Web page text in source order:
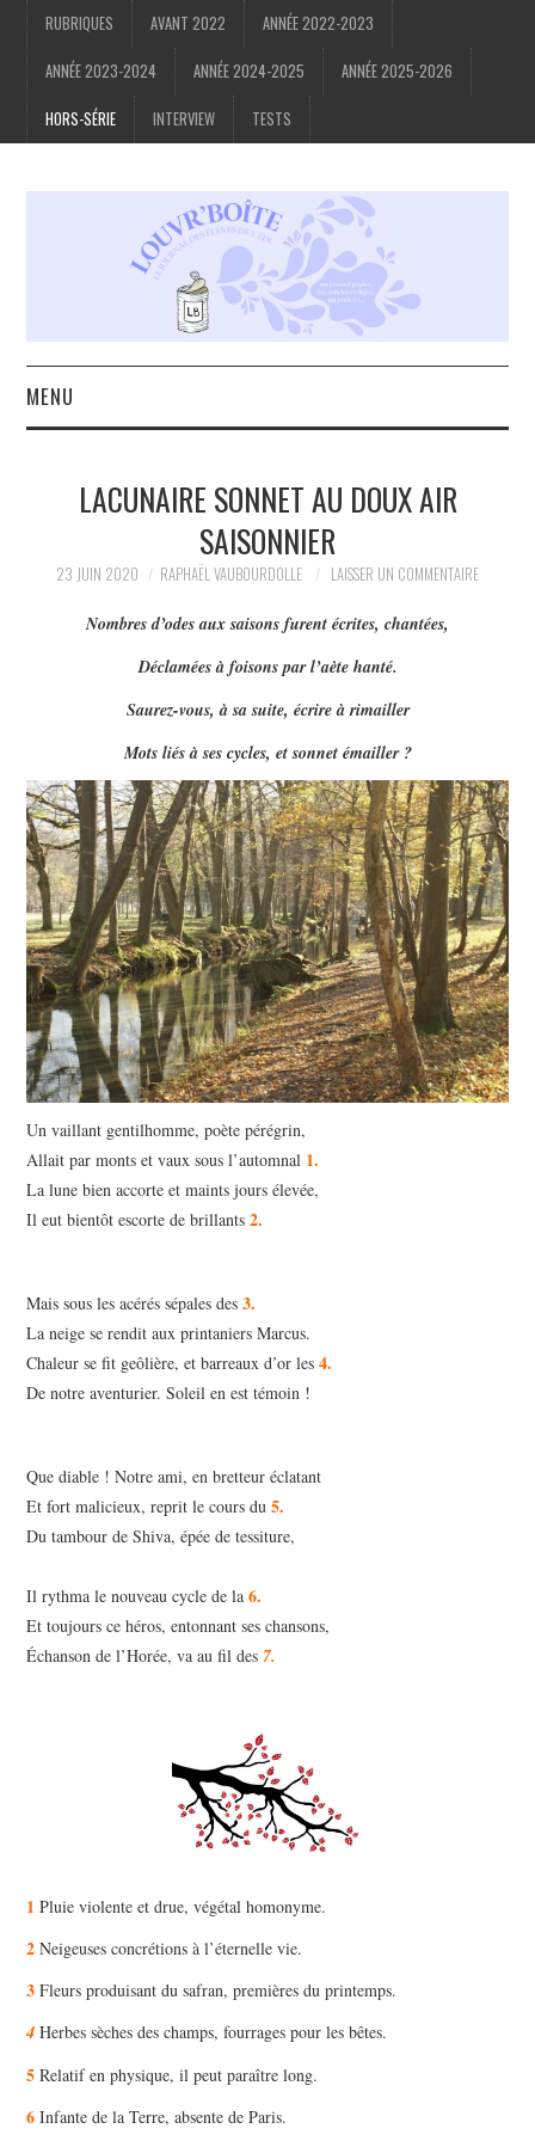
RUBRIQUES AVANT 2022 ANNÉE 2022-2023
ANNÉE 2023-2024 ANNÉE 2024-2025 ANNÉE 2025-2026
HORS-SÉRIE INTERVIEW TESTS
MENU
À PROPOS
LA RÉDACTION
LE JOURNAL
LACUNAIRE SONNET AU DOUX AIR
SAISONNIER
23 JUIN 2020 RAPHAËL VAUBOURDOLLE LAISSER UN COMMENTAIRE
Nombres d’odes aux saisons furent écrites, chantées,
Déclamées à foisons par l’aète hanté.
Saurez-vous, à sa suite, écrire à rimailler
Mots liés à ses cycles, et sonnet émailler ?
Un vaillant gentilhomme, poète pérégrin,
Allait par monts et vaux sous l’automnal 1.
La lune bien accorte et maints jours élevée,
Il eut bientôt escorte de brillants2.
Mais sous les acérés sépales des3.
La neige se rendit aux printaniers Marcus.
Chaleur se fit geôlière, et barreaux d’or les4.
De notre aventurier. Soleil en est témoin !
Que diable ! Notre ami, en bretteur éclatant
Et fort malicieux, reprit le cours du5.
Du tambour de Shiva, épée de tessiture,
Il rythma le nouveau cycle de la6.
Et toujours ce héros, entonnant ses chansons,
Échanson de l’Horée, va au fil des 7.
1 Pluie violente et drue, végétal homonyme.
2 Neigeuses concrétions à l’éternelle vie.
3 Fleurs produisant du safran, premières du printemps.
4 Herbes sèches des champs, fourrages pour les bêtes.
5 Relatif en physique, il peut paraître long.
6 Infante de la Terre, absente de Paris.